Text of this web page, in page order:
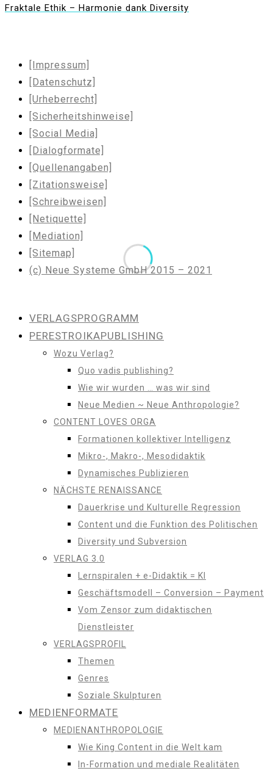
Fraktale Ethik – Harmonie dank Diversity
[Impressum]
[Datenschutz]
[Urheberrecht]
[Sicherheitshinweise]
[Social Media]
[Dialogformate]
[Quellenangaben]
[Zitationsweise]
[Schreibweisen]
[Netiquette]
[Mediation]
[Sitemap]
(c) Neue Systeme GmbH 2015 – 2021
VERLAGSPROGRAMM
PERESTROIKAPUBLISHING
Wozu Verlag?
Quo vadis publishing?
Wie wir wurden … was wir sind
Neue Medien ~ Neue Anthropologie?
CONTENT LOVES ORGA
Formationen kollektiver Intelligenz
Mikro-, Makro-, Mesodidaktik
Dynamisches Publizieren
NÄCHSTE RENAISSANCE
Dauerkrise und Kulturelle Regression
Content und die Funktion des Politischen
Diversity und Subversion
VERLAG 3.0
Lernspiralen + e-Didaktik = KI
Geschäftsmodell – Conversion – Payment
Vom Zensor zum didaktischen
Dienstleister
VERLAGSPROFIL
Themen
Genres
Soziale Skulpturen
MEDIENFORMATE
MEDIENANTHROPOLOGIE
Wie King Content in die Welt kam
In-Formation und mediale Realitäten